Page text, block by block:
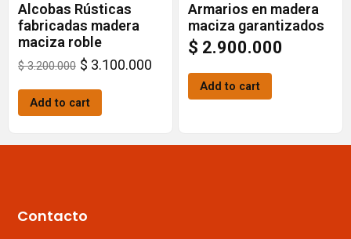
Alcobas Rústicas
fabricadas madera
maciza roble
$3.200.000
was:
$ 3.200.000.
$ 3.100.000
$ 3.100.000.
Add to cart
Armarios en madera
maciza garantizados
$ 2.900.000
Add to cart
Contacto